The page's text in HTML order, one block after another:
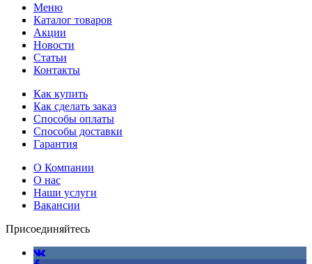
Меню
Каталог товаров
Акции
Новости
Статьи
Контакты
Как купить
Как сделать заказ
Способы оплаты
Способы доставки
Гарантия
О Компании
О нас
Наши услуги
Вакансии
Присоединяйтесь